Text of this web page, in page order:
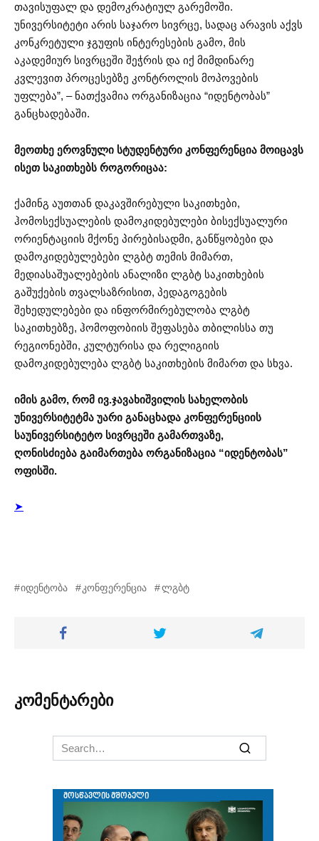
თავისუფალ და დემოკრატიულ გარემოში.
უნივერსიტეტი არის საჯარო სივრცე, სადაც არავის აქვს
კონკრეტული ჯგუფის ინტერესების გამო, მის
აკადემიურ სივრცეში შეჭრის და იქ მიმდინარე
კვლევით პროცესებზე კონტროლის მოპოვების
უფლება”, – ნათქვამია ორგანიზაცია “იდენტობას”
განცხადებაში.
მეოთხე ეროვნული სტუდენტური კონფერენცია მოიცავს
ისეთ საკითხებს როგორიცაა:
ქამინგ აუთთან დაკავშირებული საკითხები,
ჰომოსექსუალების დამოკიდებულები ბისექსუალური
ორიენტაციის მქონე პირებისადმი, განწყობები და
დამოკიდებულებები ლგბტ თემის მიმართ,
მედიასაშუალებების ანალიზი ლგბტ საკითხების
გაშუქების თვალსაზრისით, პედაგოგების
შეხედულებები და ინფორმირებულობა ლგბტ
საკითხებზე, ჰომოფობიის შეფასება თბილისსა თუ
რეგიონებში, კულტურისა და რელიგიის
დამოკიდებულება ლგბტ საკითხების მიმართ და სხვა.
იმის გამო, რომ ივ.ჯავახიშვილის სახელობის
უნივერსიტეტმა უარი განაცხადა კონფერენციის
საუნივერსიტეტო სივრცეში გამართვაზე,
ღონისძიება გაიმართება ორგანიზაცია “იდენტობას”
ოფისში.
➤
იდენტობა კონფერენცია ლგბტ
კომენტარები
Search
for: